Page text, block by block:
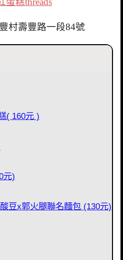
村壽豐路一段84號
( 160元 )
元)
豆x郭火腿聯名麵包 (130元)